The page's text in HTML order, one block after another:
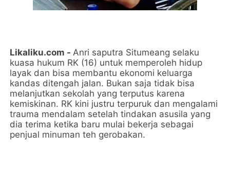
Likaliku.com -Anri saputra Situmeang selaku
kuasa hukum RK (16) untuk memperoleh hidup
layak dan bisa membantu ekonomi keluarga
kandas ditengah jalan. Bukan saja tidak bisa
melanjutkan sekolah yang terputus karena
kemiskinan. RK kini justru terpuruk dan mengalami
trauma mendalam setelah tindakan asusila yang
dia terima ketika baru mulai bekerja sebagai
penjual minuman teh gerobakan.